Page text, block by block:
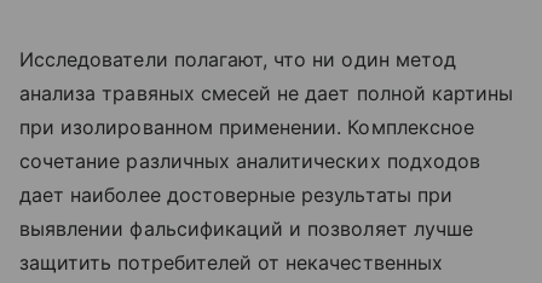
Исследователи полагают, что ни один метод
анализа травяных смесей не дает полной картины
при изолированном применении. Комплексное
сочетание различных аналитических подходов
дает наиболее достоверные результаты при
выявлении фальсификаций и позволяет лучше
защитить потребителей от некачественных